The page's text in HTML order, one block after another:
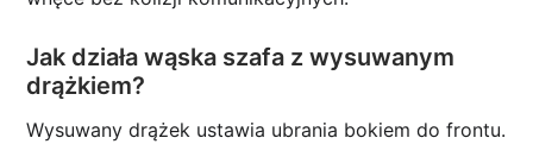
Jak działa wąska szafa z wysuwanym
drążkiem?
Wysuwany drążek ustawia ubrania bokiem do frontu.